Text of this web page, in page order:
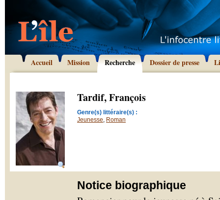
Accueil Mission Recherche Dossier de presse
Tardif, François
Genre(s) littéraire(s) :
Jeunesse, Roman
Notice biographique